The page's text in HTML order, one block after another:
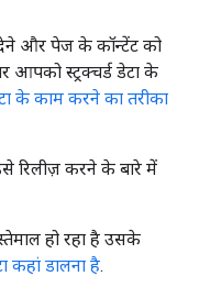
देने और पेज के कॉन्टेंट को
आपको स्ट्रक्चर्ड डेटा के
के काम करने का तरीका
रिलीज़ करने के बारे में
हो रहा है उसके
कहां डालना है.